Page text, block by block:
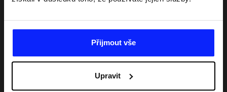
Přijmout vše
Upravit